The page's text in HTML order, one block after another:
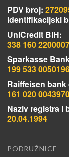
PDV broj:
Identifikacijski
UniCredit BiH:
338 160
Sparkasse
199 533
Raiffeisen bank
161 020
Naziv registra i
20.04.1994
PODRUŽNICE